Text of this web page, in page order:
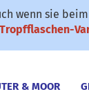
✆ 0911-61 79 25
wenn sie
Tropfflaschen-
& MOOR